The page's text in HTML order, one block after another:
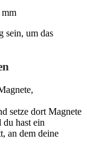
sein, um das
setze dort Magnete
hast ein
an dem deine